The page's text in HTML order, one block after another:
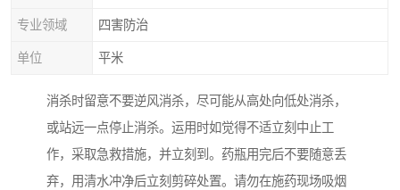
专业领域 四害防治
单位 平米
消杀时留意不要逆风消杀，尽可能从高处向低处消杀，
或站远一点停止消杀。运用时如觉得不适立刻中止工
作，采取急救措施，并立刻到。药瓶用完后不要随意丢
弃，用清水冲净后立刻剪碎处置。请勿在施药现场吸烟